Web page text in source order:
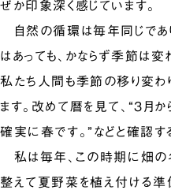
ぜか印象深く感じています。
自然の循環は毎年同じであ
はあっても、かならず季節は変
私たち人間も季節の移り変わ
ます。改めて暦を見て、“3月
確実に春です。”などと確認す
私は毎年、この時期に畑の
整えて夏野菜を植え付ける準